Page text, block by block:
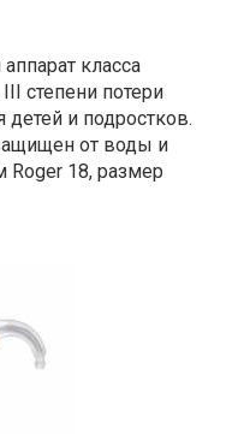
класса
степени потери
детей и подростков.
от воды и
Roger 18, размер